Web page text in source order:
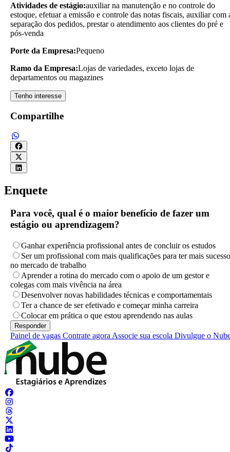
Atividades de estágio:auxiliar na manutenção e no controle do
estoque, efetuar a emissão e controle das notas fiscais, auxiliar com
separação dos pedidos, prestar o atendimento aos clientes do pré e
pós-venda
Porte da Empresa:Pequeno
Ramo da Empresa:Lojas de variedades, exceto lojas de
departamentos ou magazines
Tenho interesse
Compartilhe
Enquete
Para você, qual é o maior benefício de fazer um
estágio ou aprendizagem?
Ganhar experiência profissional antes de concluir os estudos
Ser um profissional com mais qualificações para ter mais sucesso
no mercado de trabalho
Aprender a rotina do mercado com o apoio de um gestor e
colegas com mais vivência na área
Desenvolver novas habilidades técnicas e comportamentais
Ter a chance de ser efetivado e começar minha carreira
Colocar em prática o que estou aprendendo nas aulas
Painel de vagas Contrate agora Associe sua escola Divulgue o